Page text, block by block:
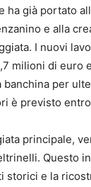
ha già portato
e alla
I nuovi
milioni di euro
banchina per
è previsto
principale,
Questo
storici e la